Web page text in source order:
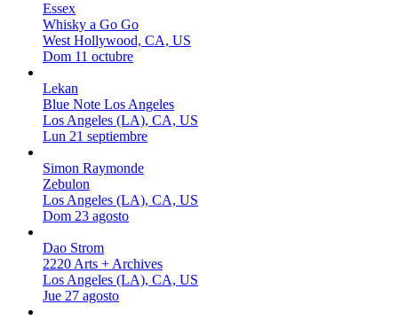
Essex
Whisky a Go Go
West Hollywood, CA, US
Dom 11 octubre
Lekan
Blue Note Los Angeles
Los Angeles (LA), CA, US
Lun 21 septiembre
Simon Raymonde
Zebulon
Los Angeles (LA), CA, US
Dom 23 agosto
Dao Strom
2220 Arts + Archives
Los Angeles (LA), CA, US
Jue 27 agosto